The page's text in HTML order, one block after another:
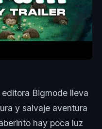
Bigmode lleva
y salvaje aventura
hay poca luz